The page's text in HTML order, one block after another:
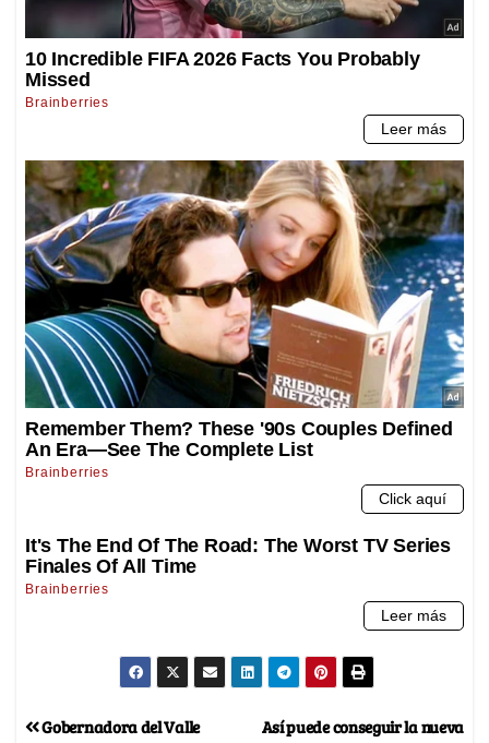
Así puede conseguir la nueva
Gobernadora del Valle